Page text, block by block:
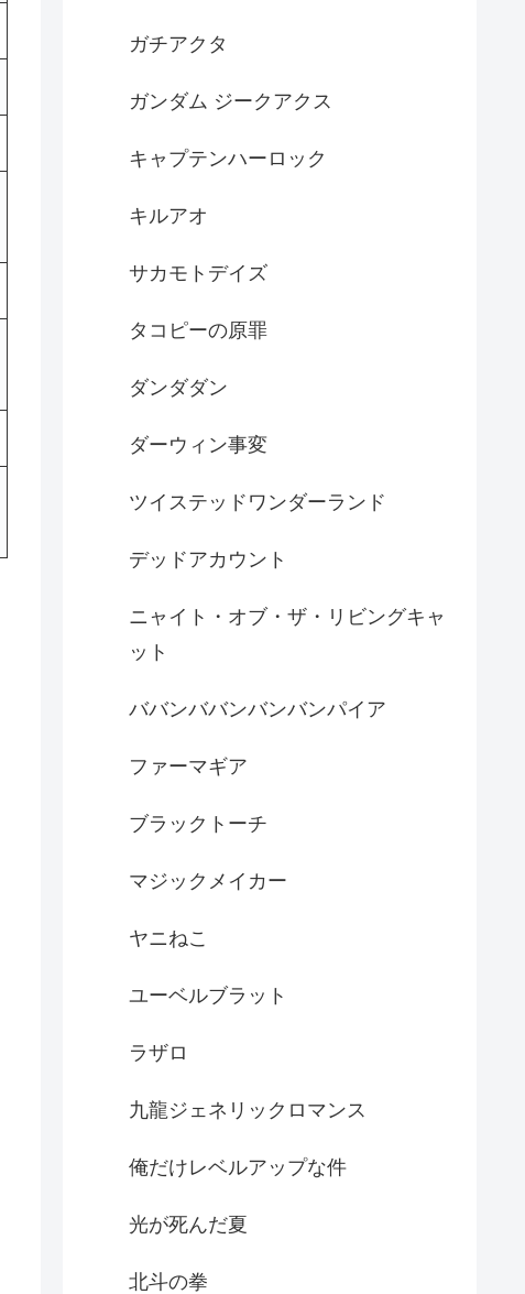
ガチアクタ
ガンダム ジークアクス
キャプテンハーロック
キルアオ
サカモトデイズ
タコピーの原罪
ダンダダン
ダーウィン事変
ツイステッドワンダーランド
デッドアカウント
ニャイト・オブ・ザ・リビングキャ
ット
ババンババンバンバンパイア
ファーマギア
ブラックトーチ
マジックメイカー
ヤニねこ
ユーベルブラット
ラザロ
九龍ジェネリックロマンス
俺だけレベルアップな件
光が死んだ夏
北斗の拳